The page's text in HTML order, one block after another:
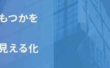
つかを
える化